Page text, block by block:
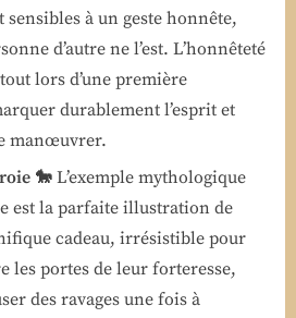
à un geste honnête,
d’autre ne l’est. L’honnêteté
lors d’une première
durablement l’esprit et
manœuvrer.
🐎L’exemple mythologique
est la parfaite illustration de
cadeau, irrésistible pour
les portes de leur forteresse,
des ravages une fois à